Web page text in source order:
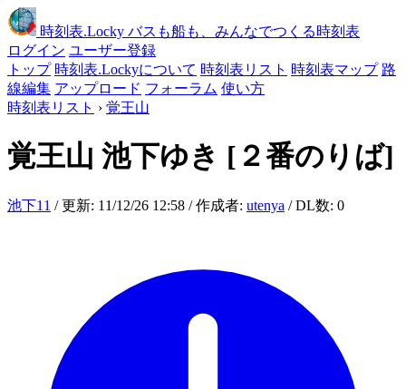
時刻表.Locky バスも船も、みんなでつくる時刻表
ログイン ユーザー登録
トップ 時刻表.Lockyについて 時刻表リスト 時刻表マップ 路
線編集 アップロード フォーラム 使い方
時刻表リスト › 覚王山
覚王山 池下ゆき [２番のりば]
池下11 / 更新: 11/12/26 12:58 / 作成者: utenya / DL数: 0